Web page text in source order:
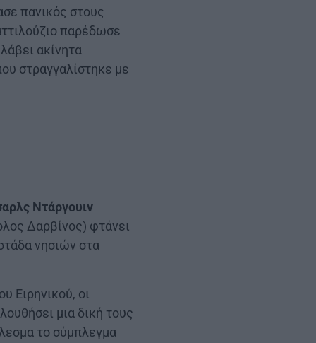
πανικός στους
παρέδωσε
ακίνητα
στραγγαλίστηκε με
Ντάργουιν
Δαρβίνος) φτάνει
νησιών στα
Ειρηνικού, οι
μια δική τους
το σύμπλεγμα